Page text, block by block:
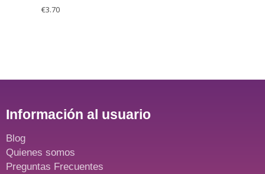
€3.70
Información al usuario
Blog
Quienes somos
Preguntas Frecuentes